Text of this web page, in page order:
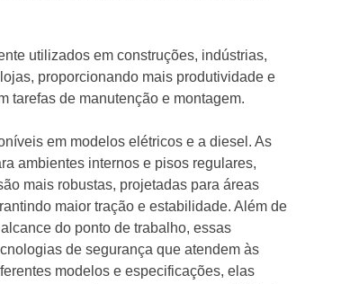
utilizados em construções, indústrias,
proporcionando mais produtividade e
tarefas de manutenção e montagem.
em modelos elétricos e a diesel. As
ambientes internos e pisos regulares,
mais robustas, projetadas para áreas
maior tração e estabilidade. Além de
do ponto de trabalho, essas
de segurança que atendem às
modelos e especificações, elas